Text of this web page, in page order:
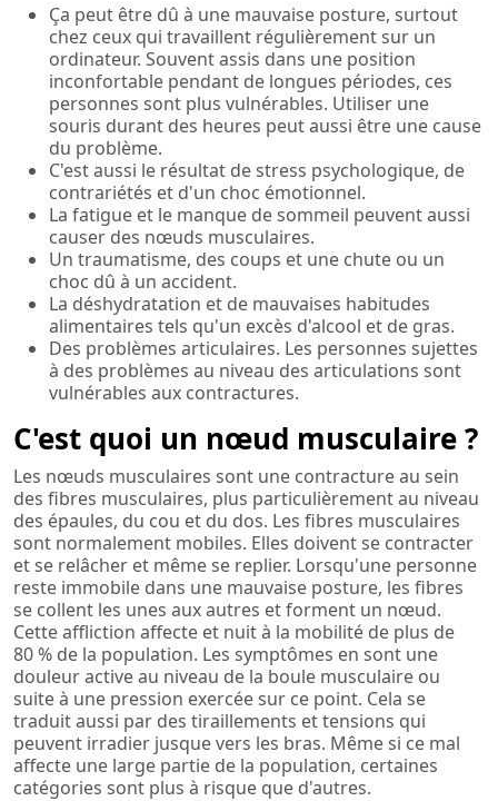
Ça peut être dû à une mauvaise posture, surtout
chez ceux qui travaillent régulièrement sur un
ordinateur. Souvent assis dans une position
inconfortable pendant de longues périodes, ces
personnes sont plus vulnérables. Utiliser une
souris durant des heures peut aussi être une cause
du problème.
C'est aussi le résultat de stress psychologique, de
contrariétés et d'un choc émotionnel.
La fatigue et le manque de sommeil peuvent aussi
causer des nœuds musculaires.
Un traumatisme, des coups et une chute ou un
choc dû à un accident.
La déshydratation et de mauvaises habitudes
alimentaires tels qu'un excès d'alcool et de gras.
Des problèmes articulaires. Les personnes sujettes
à des problèmes au niveau des articulations sont
vulnérables aux contractures.
C'est quoi un nœud musculaire ?
Les nœuds musculaires sont une contracture au sein
des fibres musculaires, plus particulièrement au niveau
des épaules, du cou et du dos. Les fibres musculaires
sont normalement mobiles. Elles doivent se contracter
et se relâcher et même se replier. Lorsqu'une personne
reste immobile dans une mauvaise posture, les fibres
se collent les unes aux autres et forment un nœud.
Cette affliction affecte et nuit à la mobilité de plus de
80 % de la population. Les symptômes en sont une
douleur active au niveau de la boule musculaire ou
suite à une pression exercée sur ce point. Cela se
traduit aussi par des tiraillements et tensions qui
peuvent irradier jusque vers les bras. Même si ce mal
affecte une large partie de la population, certaines
catégories sont plus à risque que d'autres.